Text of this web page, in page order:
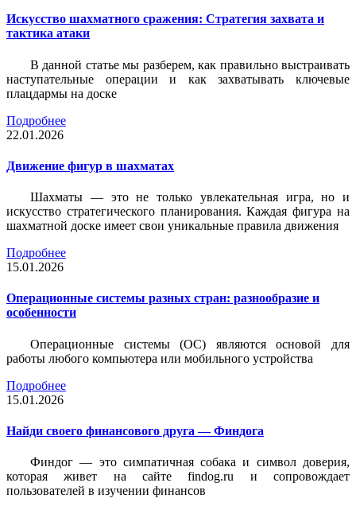
Искусство шахматного сражения: Стратегия захвата и
тактика атаки
В данной статье мы разберем, как правильно выстраивать
наступательные операции и как захватывать ключевые
плацдармы на доске
Подробнее
22.01.2026
Движение фигур в шахматах
Шахматы — это не только увлекательная игра, но и
искусство стратегического планирования. Каждая фигура на
шахматной доске имеет свои уникальные правила движения
Подробнее
15.01.2026
Операционные системы разных стран: разнообразие и
особенности
Операционные системы (ОС) являются основой для
работы любого компьютера или мобильного устройства
Подробнее
15.01.2026
Найди своего финансового друга — Финдога
Финдог — это симпатичная собака и символ доверия,
которая живет на сайте findog.ru и сопровождает
пользователей в изучении финансов